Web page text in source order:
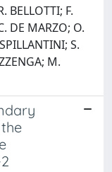
BELLOTTI; F.
DE MARZO; O.
S.
M.